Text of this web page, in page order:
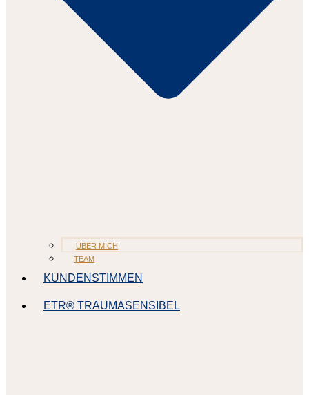
ÜBER MICH
TEAM
KUNDENSTIMMEN
ETR® TRAUMASENSIBEL